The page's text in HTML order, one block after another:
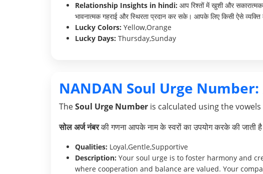
Relationship Insights in hindi: आप रिश्तों में खुशी और
भावनात्मक गहराई और स्थिरता प्रदान कर सके। आपके लिए किसी ऐसे
Lucky Colors: Yellow,Orange
Lucky Days: Thursday,Sunday
NANDAN Soul Urge Number:
TheSoul Urge Number is calculated using the
सोल अर्ज नंबरकी गणना आपके नाम के स्वरों का उपयोग करके की जाती
Qualities: Loyal,Gentle,Supportive
Description: Your soul urge is to foster harmony and
where cooperation and balance are valued. Your